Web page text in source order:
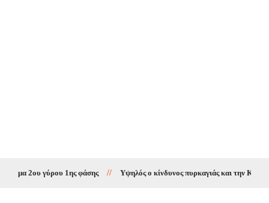
2ου γύρου 1ης φάσης // Υψηλός ο κίνδυνος πυρκαγιάς και την Κυριακή